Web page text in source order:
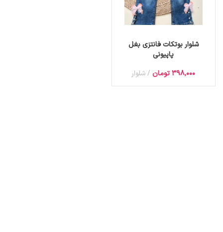
شلوار بوتکات فانتزی بغل
پاپیونی
398,000 تومان شلوار